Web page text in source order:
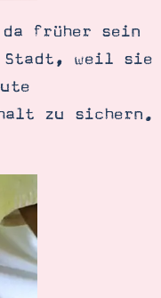
früher sein
Stadt, weil sie
zu sichern.